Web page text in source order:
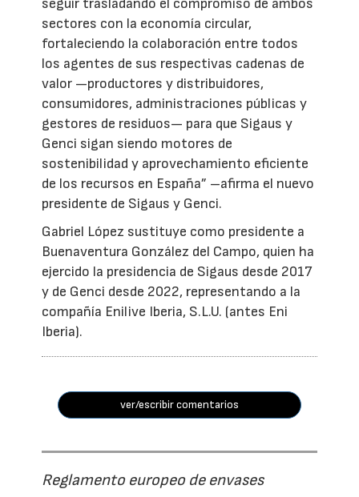
seguir trasladando el compromiso de ambos
sectores con la economía circular,
fortaleciendo la colaboración entre todos
los agentes de sus respectivas cadenas de
valor —productores y distribuidores,
consumidores, administraciones públicas y
gestores de residuos— para que Sigaus y
Genci sigan siendo motores de
sostenibilidad y aprovechamiento eficiente
de los recursos en España” –afirma el nuevo
presidente de Sigaus y Genci.
Gabriel López sustituye como presidente a
Buenaventura González del Campo, quien ha
ejercido la presidencia de Sigaus desde 2017
y de Genci desde 2022, representando a la
compañía Enilive Iberia, S.L.U. (antes Eni
Iberia).
ver/escribir comentarios
Reglamento europeo de envases